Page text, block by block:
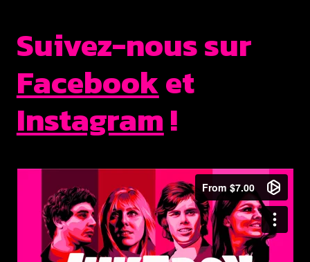
Suivez-nous sur
Facebooket
Instagram!